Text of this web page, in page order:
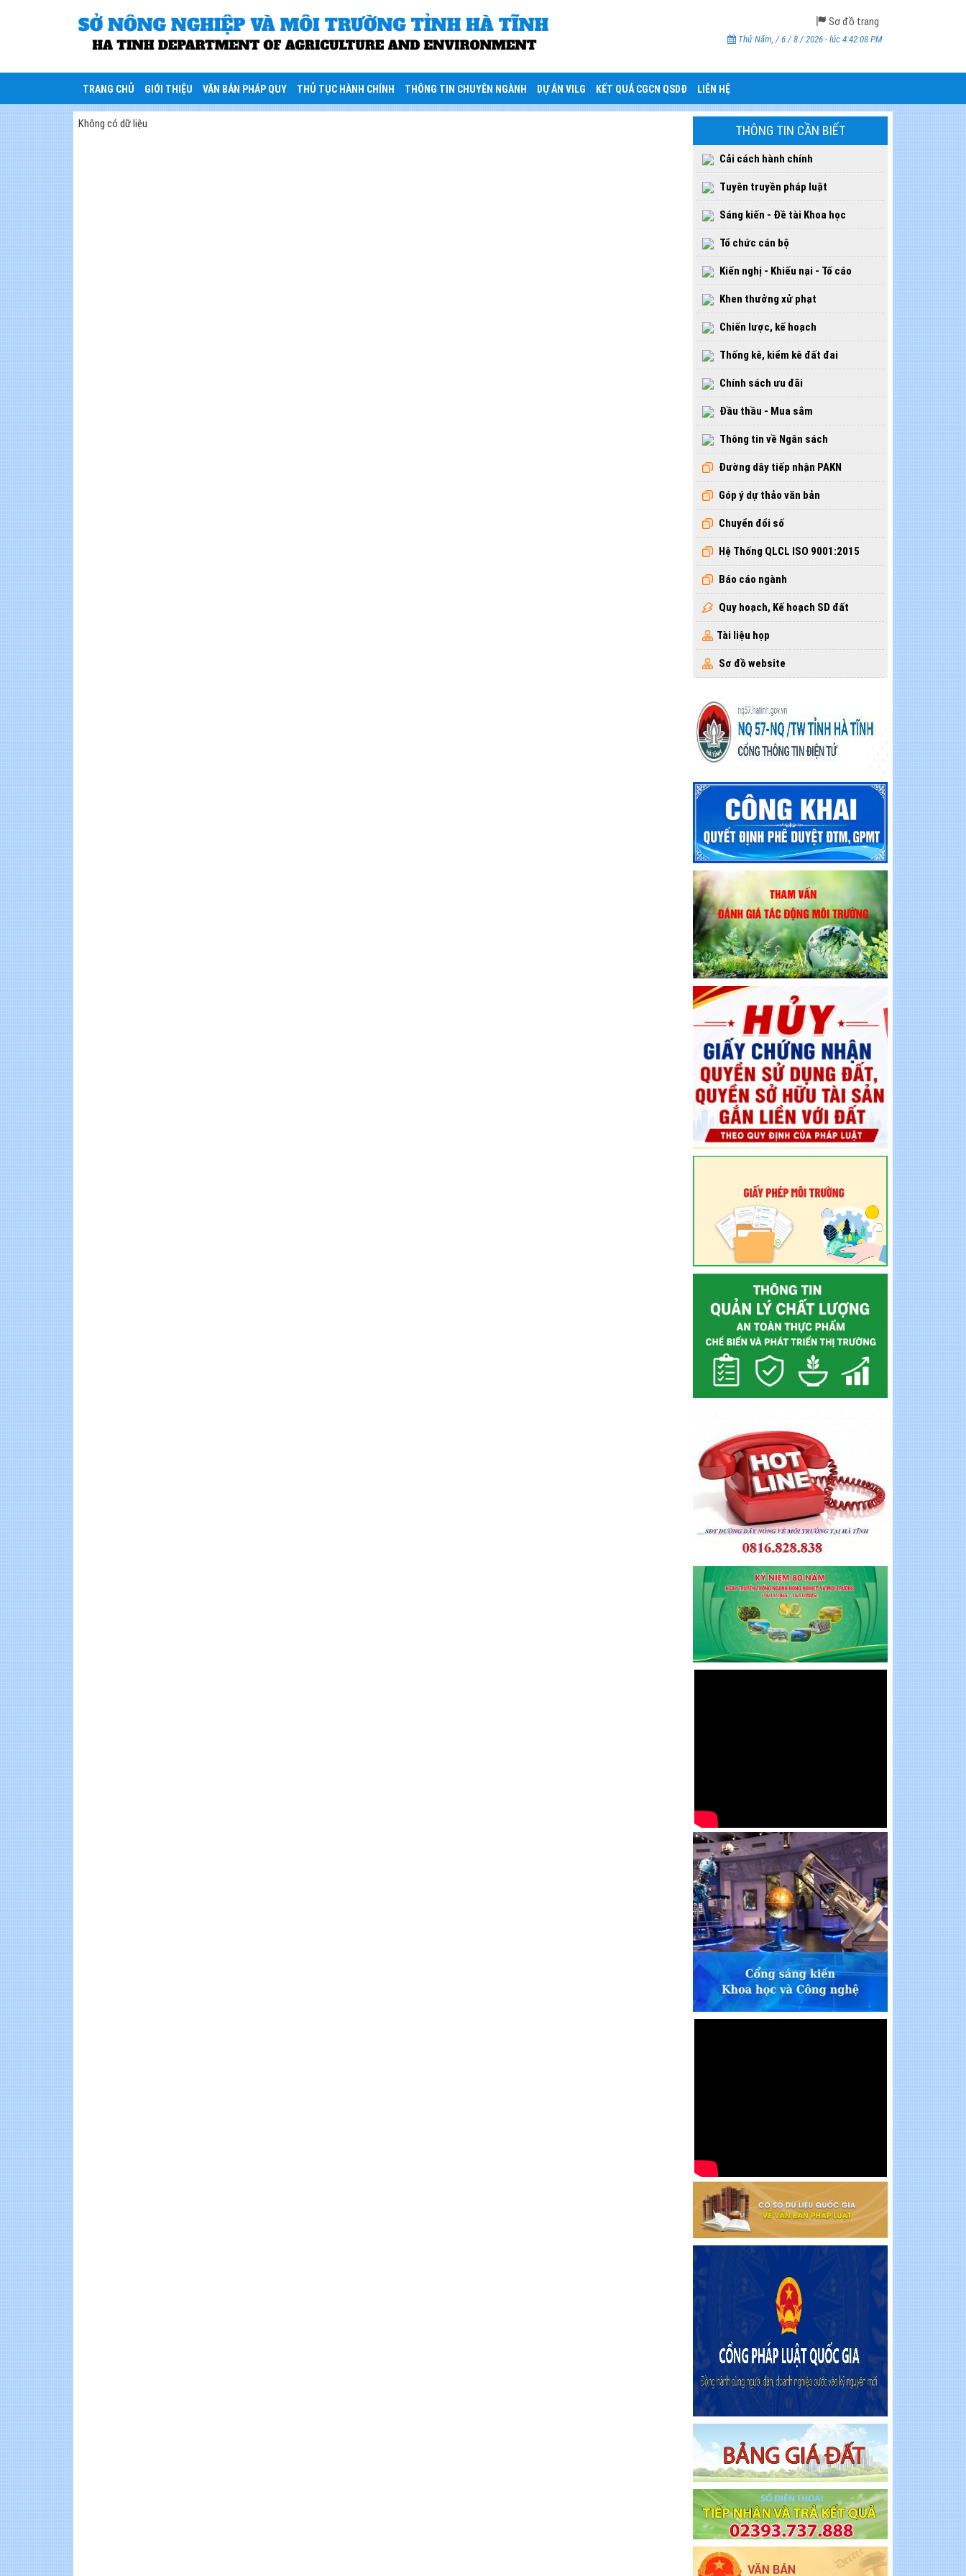
Sơ đồ trang
Thứ Năm, / 6 / 8 / 2026 - lúc 4:42:09 PM
TRANG CHỦ GIỚI THIỆU VĂN BẢN PHÁP QUY THỦ TỤC HÀNH CHÍNH THÔNG TIN CHUYÊN NGÀNH DỰ ÁN VILG KẾT QUẢ CGCN QSDĐ LIÊN HỆ
Không có dữ liệu THÔNG TIN CẦN BIẾT
Cải cách hành chính
Tuyên truyền pháp luật
Sáng kiến - Đề tài Khoa học
Tổ chức cán bộ
Kiến nghị - Khiếu nại - Tố cáo
Khen thưởng xử phạt
Chiến lược, kế hoạch
Thống kê, kiểm kê đất đai
Chính sách ưu đãi
Đầu thầu - Mua sắm
Thông tin về Ngân sách
Đường dây tiếp nhận PAKN
Góp ý dự thảo văn bản
Chuyển đổi số
Hệ Thống QLCL ISO 9001:2015
Báo cáo ngành
Quy hoạch, Kế hoạch SD đất
Tài liệu họp
Sơ đồ website